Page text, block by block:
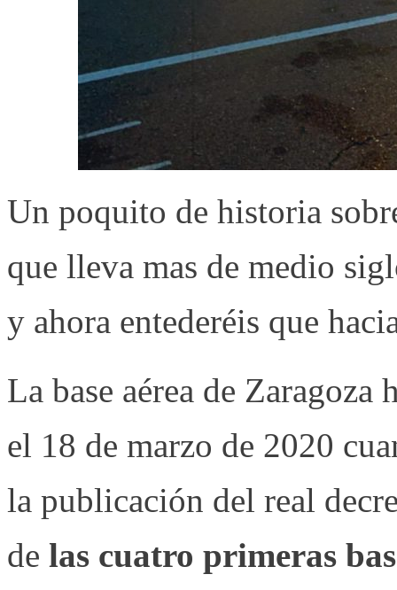
Un poquito de historia
que lleva mas de medio
y ahora entederéis que
La base aérea de
el 18 de marzo de 2020
la publicación del real
de las cuatro primeras